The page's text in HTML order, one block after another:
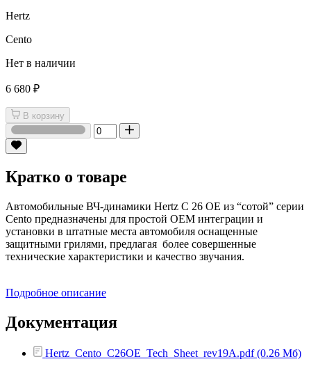
Hertz
Cento
Нет в наличии
6 680 ₽
В корзину
Кратко о товаре
Автомобильные ВЧ-динамики Hertz С 26 ОЕ из “сотой” серии
Cento предназначены для простой ОЕМ интеграции и
установки в штатные места автомобиля оснащенные
защитными грилями, предлагая более совершенные
технические характеристики и качество звучания.
Подробное описание
Документация
Hertz_Cento_C26OE_Tech_Sheet_rev19A.pdf (0.26 Мб)